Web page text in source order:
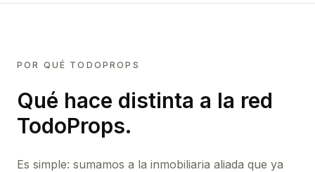
POR QUÉ TODOPROPS
Qué hace distinta a la red
TodoProps.
Es simple: sumamos a la inmobiliaria aliada que ya